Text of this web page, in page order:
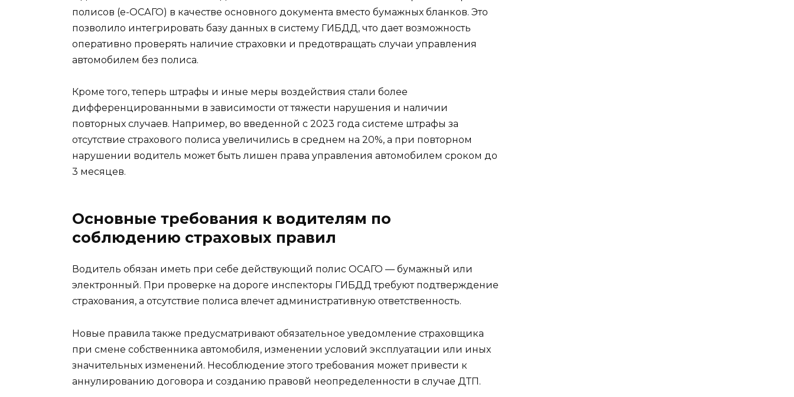
полисов (е-ОСАГО) в качестве основного документа вместо бумажных бланков. Это
позволило интегрировать базу данных в систему ГИБДД, что дает возможность
оперативно проверять наличие страховки и предотвращать случаи управления
автомобилем без полиса.
Кроме того, теперь штрафы и иные меры воздействия стали более
дифференцированными в зависимости от тяжести нарушения и наличии
повторных случаев. Например, во введенной с 2023 года системе штрафы за
отсутствие страхового полиса увеличились в среднем на 20%, а при повторном
нарушении водитель может быть лишен права управления автомобилем сроком до
3 месяцев.
Основные требования к водителям по
соблюдению страховых правил
Водитель обязан иметь при себе действующий полис ОСАГО — бумажный или
электронный. При проверке на дороге инспекторы ГИБДД требуют подтверждение
страхования, а отсутствие полиса влечет административную ответственность.
Новые правила также предусматривают обязательное уведомление страховщика
при смене собственника автомобиля, изменении условий эксплуатации или иных
значительных изменений. Несоблюдение этого требования может привести к
аннулированию договора и созданию правовй неопределенности в случае ДТП.